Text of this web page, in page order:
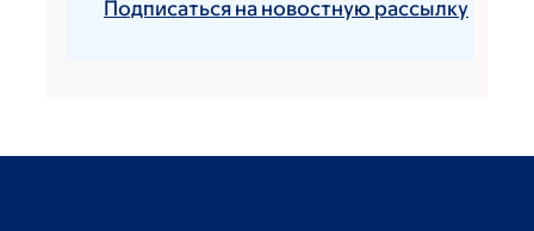
Подписаться на новостную рассылку